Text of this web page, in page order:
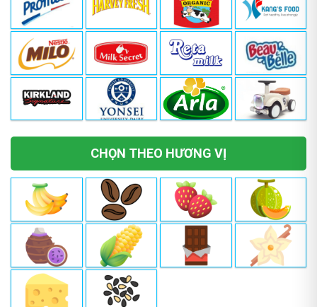
CHỌN THEO HƯƠNG VỊ